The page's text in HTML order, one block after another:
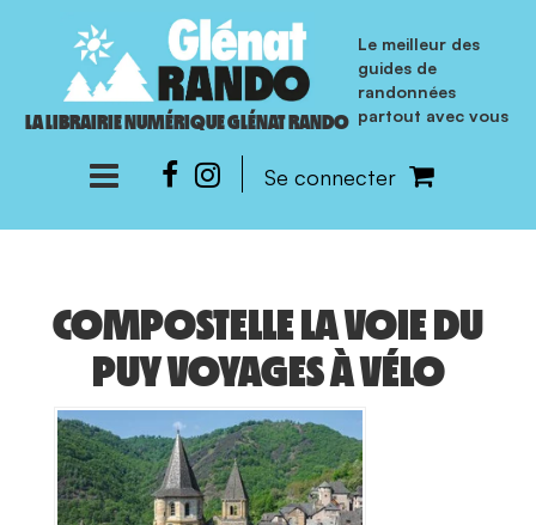
LA LIBRAIRIE NUMÉRIQUE GLÉNAT RANDO
Le meilleur des
guides de
randonnées
partout avec vous
Se connecter
COMPOSTELLE LA VOIE DU
PUY VOYAGES À VÉLO